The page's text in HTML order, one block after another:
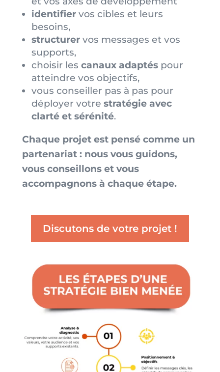
identifiervos cibles et leurs
besoins,
structurervos messages et vos
supports,
choisir les canaux adaptéspour
atteindre vos objectifs,
vous conseiller pas à pas pour
déployer votre stratégie avec
clarté et sérénité.
Chaque projet est pensé comme un
partenariat : nous vous guidons,
vous conseillons et vous
accompagnons à chaque étape.
Discutons de votre projet !